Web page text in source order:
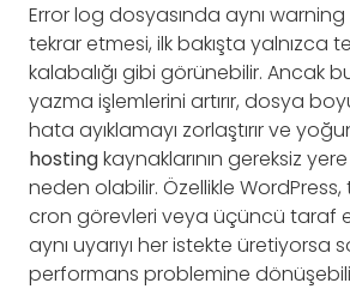
Error log dosyasında aynı warning
tekrar etmesi, ilk bakışta yalnızca
kalabalığı gibi görünebilir. Ancak
yazma işlemlerini artırır, dosya
hata ayıklamayı zorlaştırır ve
hostingkaynaklarının gereksiz
neden olabilir. Özellikle WordPress,
cron görevleri veya üçüncü taraf
aynı uyarıyı her istekte üretiyorsa
performans problemine